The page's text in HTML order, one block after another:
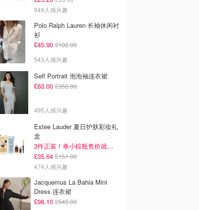
1317人感兴趣
200ml卸妆膏+100ml急救面膜
+面霜+洁颜布
£56.00 £140.00
BROW END. SKIMS Cotton
£38.00 £75.00
1092人感兴趣
Fresh Soy洁面乳康普茶护肤
套装 100ml
£25.20 £35.00
949人感兴趣
Polo Ralph Lauren 长袖休闲衬
衫